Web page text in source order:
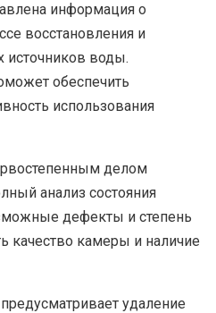
информация о
восстановления и
источников воды.
обеспечить
использования
делом
анализ состояния
дефекты и степень
качество камеры и наличие
удаление